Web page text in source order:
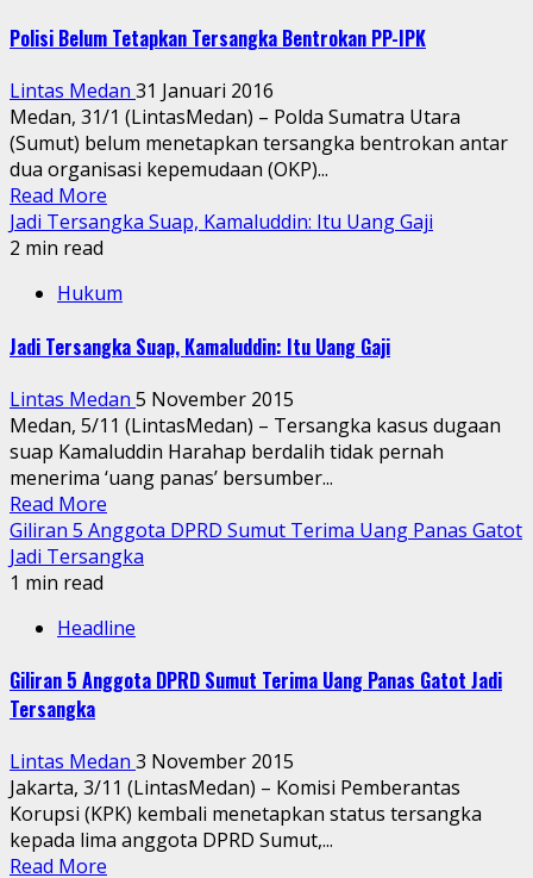
Polisi Belum Tetapkan Tersangka Bentrokan PP-IPK
Lintas Medan 31 Januari 2016
Medan, 31/1 (LintasMedan) – Polda Sumatra Utara
(Sumut) belum menetapkan tersangka bentrokan antar
dua organisasi kepemudaan (OKP)...
Read More
Jadi Tersangka Suap, Kamaluddin: Itu Uang Gaji
2 min read
Hukum
Jadi Tersangka Suap, Kamaluddin: Itu Uang Gaji
Lintas Medan 5 November 2015
Medan, 5/11 (LintasMedan) – Tersangka kasus dugaan
suap Kamaluddin Harahap berdalih tidak pernah
menerima ‘uang panas’ bersumber...
Read More
Giliran 5 Anggota DPRD Sumut Terima Uang Panas Gatot
Jadi Tersangka
1 min read
Headline
Giliran 5 Anggota DPRD Sumut Terima Uang Panas Gatot Jadi
Tersangka
Lintas Medan 3 November 2015
Jakarta, 3/11 (LintasMedan) – Komisi Pemberantas
Korupsi (KPK) kembali menetapkan status tersangka
kepada lima anggota DPRD Sumut,...
Read More